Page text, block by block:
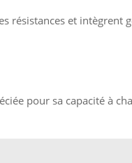
résistances et intègrent
pour sa capacité à